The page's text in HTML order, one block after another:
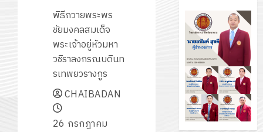
พิธีถวายพระพร
ชัยมงคลสมเด็จ
พระเจ้าอยู่หัวมหา
วชิราลงกรณบดินท
รเทพยวรางกูร
CHAIBADAN
26 กรกฎาคม